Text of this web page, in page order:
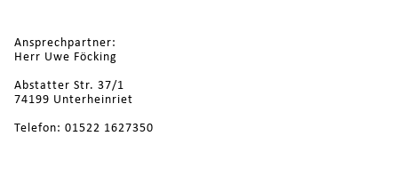
Ansprechpartner:
Herr Uwe Föcking
Abstatter Str. 37/1
74199 Unterheinriet
Telefon: 01522 1627350